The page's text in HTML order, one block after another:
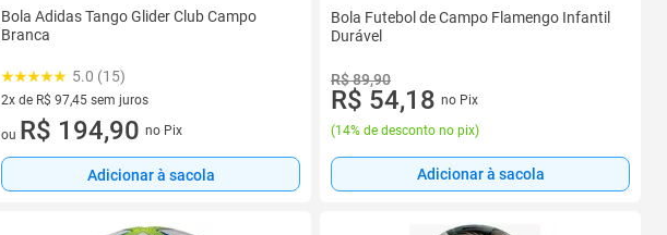
Bola Adidas Tango Glider Club Campo
Branca
5.0 (15)
2x de R$ 97,45 sem juros
2 vez de R$ 97,45 sem juros
ou R$ 194,90 no Pix
Adicionar à sacola
Bola Futebol de Campo Flamengo Infantil
Durável
R$ 89,90
R$ 54,18 no Pix
(14% de desconto no pix)
Adicionar à sacola